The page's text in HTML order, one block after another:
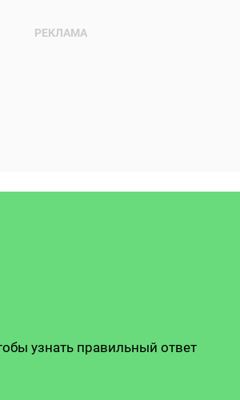
узнать правильный ответ